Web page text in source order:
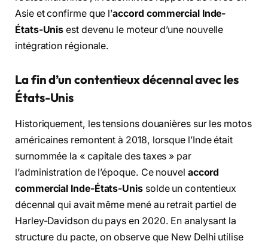
Asie et confirme que l’accord commercial Inde-
États-Unis est devenu le moteur d’une nouvelle
intégration régionale.
La fin d’un contentieux décennal avec les
États-Unis
Historiquement, les tensions douanières sur les motos
américaines remontent à 2018, lorsque l’Inde était
surnommée la « capitale des taxes » par
l’administration de l’époque. Ce nouvel accord
commercial Inde-États-Unissolde un contentieux
décennal qui avait même mené au retrait partiel de
Harley-Davidson du pays en 2020. En analysant la
structure du pacte, on observe que New Delhi utilise